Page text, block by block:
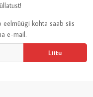
eelmüügi kohta saab siis
e-mail.